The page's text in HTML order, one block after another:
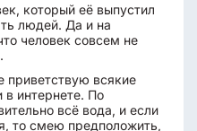
который её выпустил
людей. Да и на
человек совсем не
приветствую всякие
в интернете. По
всё вода, и если
то смею предположить,